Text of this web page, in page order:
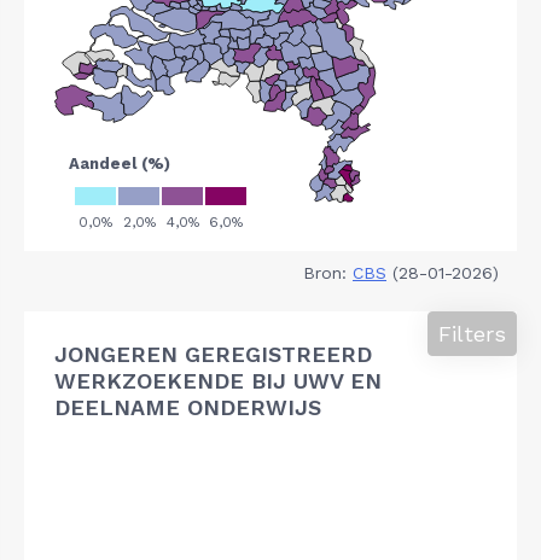
Bron: CBS (28-01-2026)
JONGEREN GEREGISTREERD
WERKZOEKENDE BIJ UWV EN
DEELNAME ONDERWIJS
Filters